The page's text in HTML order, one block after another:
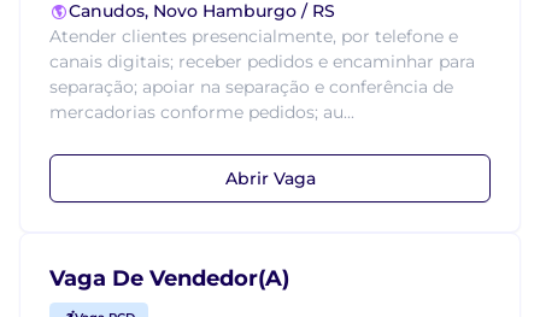
Canudos, Novo Hamburgo / RS
Atender clientes presencialmente, por telefone e
canais digitais; receber pedidos e encaminhar para
separação; apoiar na separação e conferência de
mercadorias conforme pedidos; au...
Abrir Vaga
Vaga De Vendedor(A)